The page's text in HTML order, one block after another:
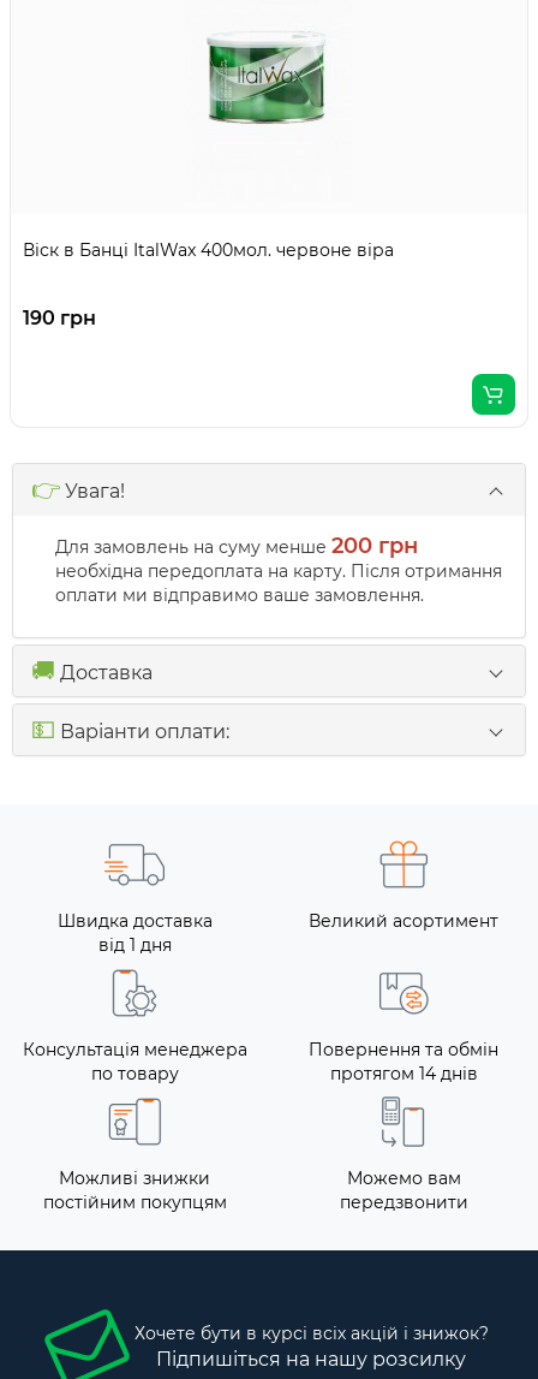
Віск в Банці ItalWax 400мол. червоне віра
190 грн
👉 Увага!
Для замовлень на суму менше 200 грн
необхідна передоплата на карту. Після отримання
оплати ми відправимо ваше замовлення.
🚚 Доставка
💵 Варіанти оплати:
Швидка доставка
від 1 дня
Великий асортимент
Консультація менеджера
по товару
Повернення та обмін
протягом 14 днів
Можливі знижки
постійним покупцям
Можемо вам
передзвонити
Хочете бути в курсі всіх акцій і знижок?
Підпишіться на нашу розсилку